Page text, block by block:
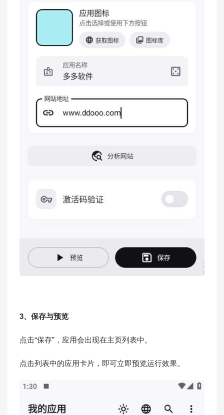
3、保存与预览
点击“保存”，应用会出现在主页列表中。
点击列表中的应用卡片，即可立即预览运行效果。